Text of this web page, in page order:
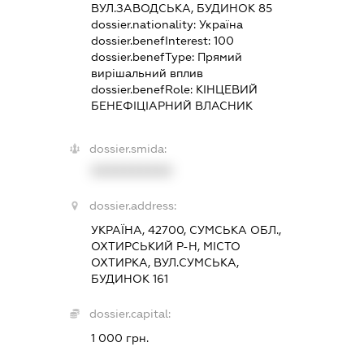
ВУЛ.ЗАВОДСЬКА, БУДИНОК 85
dossier.nationality:Україна
dossier.benefInterest:100
dossier.benefType: Прямий
вирішальний вплив
dossier.benefRole: КІНЦЕВИЙ
БЕНЕФІЦІАРНИЙ ВЛАСНИК
dossier.smida:
dossier.address:
УКРАЇНА, 42700, СУМСЬКА ОБЛ.,
ОХТИРСЬКИЙ Р-Н, МІСТО
ОХТИРКА, ВУЛ.СУМСЬКА,
БУДИНОК 161
dossier.capital:
1 000 грн.